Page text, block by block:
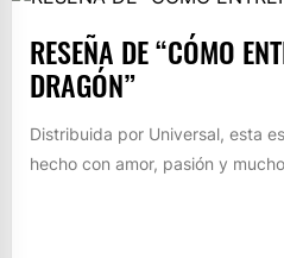
RESEÑA DE “CÓMO
DRAGÓN”
Distribuida por Universal, esta
hecho con amor, pasión y